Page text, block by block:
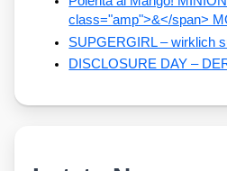
class="amp">&</span>
SUPGERGIRL – wirklich
DISCLOSURE DAY –